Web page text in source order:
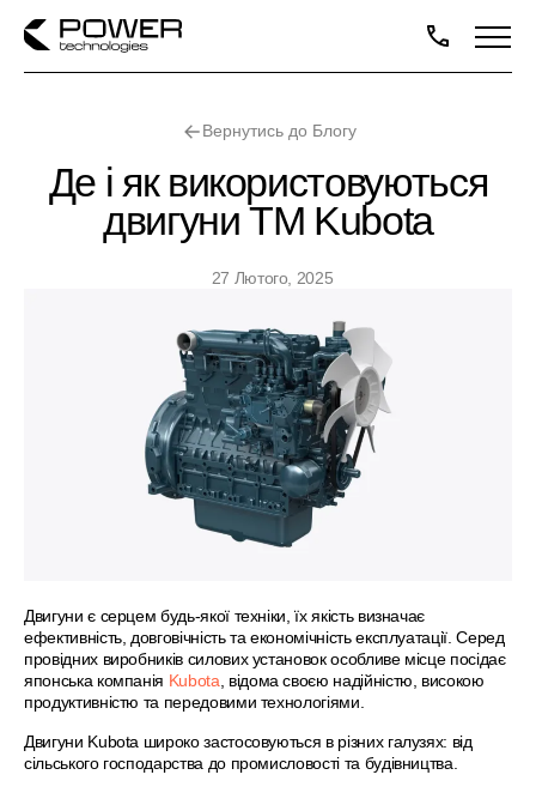
Вернутись до Блогу
Де і як використовуються
двигуни TM Kubota
27 Лютого, 2025
Двигуни є серцем будь-якої техніки, їх якість визначає
ефективність, довговічність та економічність експлуатації. Серед
провідних виробників силових установок особливе місце посідає
японська компанія Kubota , відома своєю надійністю, високою
продуктивністю та передовими технологіями.
Двигуни Kubota широко застосовуються в різних галузях: від
сільського господарства до промисловості та будівництва.